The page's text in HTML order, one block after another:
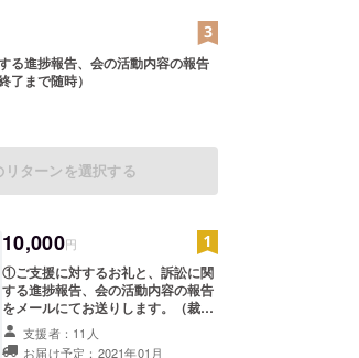
る進捗報告、会の活動内容の報告
了まで随時）
リターンを選択する
10,000円
①ご支援に対するお礼と、訴訟に関
する進捗報告、会の活動内容の報告
をメールにてお送りします。（裁判
終了まで随時） ②事務局オリジナル
デザインのエコバッグをお送りいた
支援者：11人
お届け予定：2021年01月